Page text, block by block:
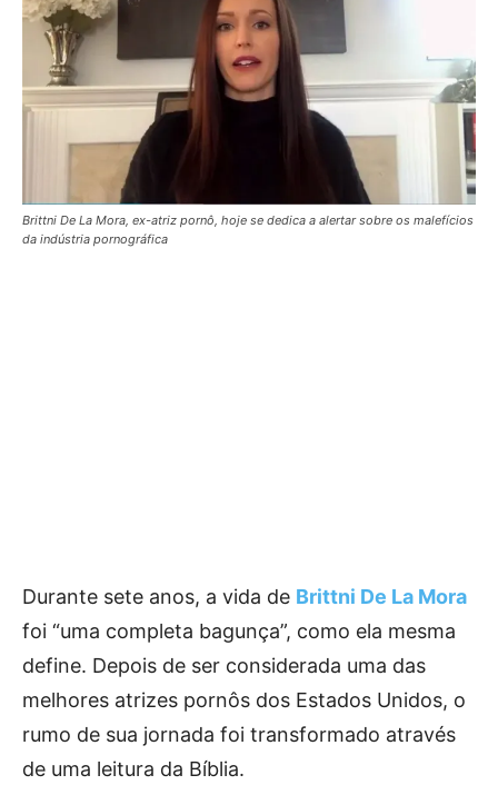
Brittni De La Mora, ex-atriz pornô, hoje se dedica a alertar sobre os malefícios
da indústria pornográfica
Durante sete anos, a vida de Brittni De La Mora
foi “uma completa bagunça”, como ela mesma
define. Depois de ser considerada uma das
melhores atrizes pornôs dos Estados Unidos, o
rumo de sua jornada foi transformado através
de uma leitura da Bíblia.